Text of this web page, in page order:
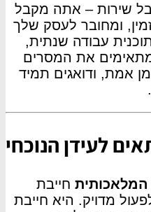
שירות – אתה מקבל
ומחובר לעסק שלך
עבודה שנתית,
את המסרים
אמת, ודואגים תמיד
לעידן הנוכחי
המלאכותית חייבת
מדויק. היא חייבת